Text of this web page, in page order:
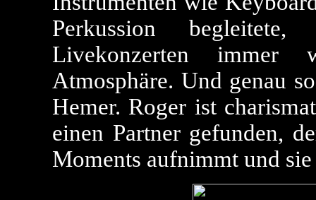
Perkussion
Livekonzerten immer
Atmosphäre. Und genau
Hemer. Roger ist
einen Partner gefunden,
Moments aufnimmt und